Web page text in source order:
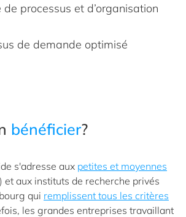
de processus et d’organisation
de demande optimisé
bénéficier?
s'adresse aux petites et moyennes
et aux instituts de recherche privés
qui remplissent tous les critères
les grandes entreprises travaillant